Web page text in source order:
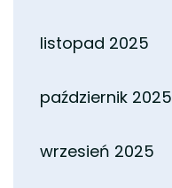
listopad 2025
październik 2025
wrzesień 2025